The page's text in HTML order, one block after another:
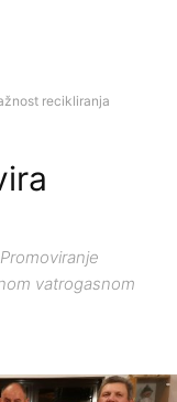
recikliranja
vatrogasnom